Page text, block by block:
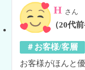
H さん
（20代前
＃お客様/客層
お客様がほんと